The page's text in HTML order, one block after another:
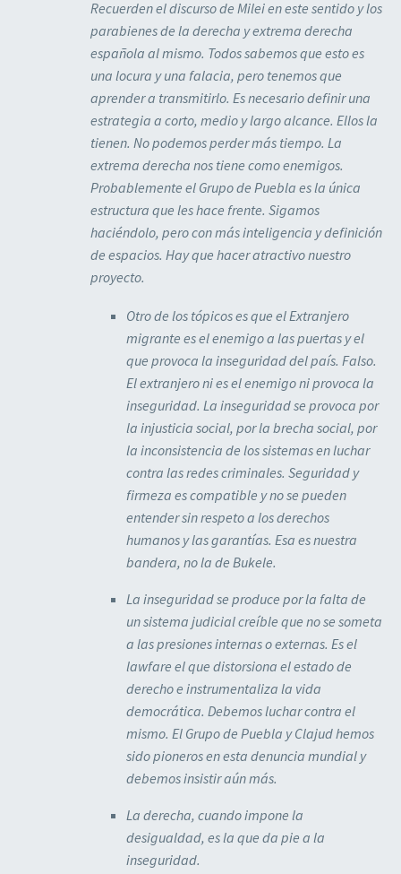
Recuerden el discurso de Milei en este sentido y los
parabienes de la derecha y extrema derecha
española al mismo. Todos sabemos que esto es
una locura y una falacia, pero tenemos que
aprender a transmitirlo. Es necesario definir una
estrategia a corto, medio y largo alcance. Ellos la
tienen. No podemos perder más tiempo. La
extrema derecha nos tiene como enemigos.
Probablemente el Grupo de Puebla es la única
estructura que les hace frente. Sigamos
haciéndolo, pero con más inteligencia y definición
de espacios. Hay que hacer atractivo nuestro
proyecto.
Otro de los tópicos es que el Extranjero
migrante es el enemigo a las puertas y el
que provoca la inseguridad del país. Falso.
El extranjero ni es el enemigo ni provoca la
inseguridad. La inseguridad se provoca por
la injusticia social, por la brecha social, por
la inconsistencia de los sistemas en luchar
contra las redes criminales. Seguridad y
firmeza es compatible y no se pueden
entender sin respeto a los derechos
humanos y las garantías. Esa es nuestra
bandera, no la de Bukele.
La inseguridad se produce por la falta de
un sistema judicial creíble que no se someta
a las presiones internas o externas. Es el
lawfare el que distorsiona el estado de
derecho e instrumentaliza la vida
democrática. Debemos luchar contra el
mismo. El Grupo de Puebla y Clajud hemos
sido pioneros en esta denuncia mundial y
debemos insistir aún más.
La derecha, cuando impone la
desigualdad, es la que da pie a la
inseguridad.